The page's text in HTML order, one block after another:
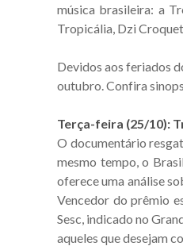
música brasileira: a
Tropicália, Dzi
Devidos aos feriados
outubro. Confira
Terça-feira (25/10):
O documentário
mesmo tempo, o
oferece uma análise
Vencedor do prêmio
Sesc, indicado no
aqueles que desejam